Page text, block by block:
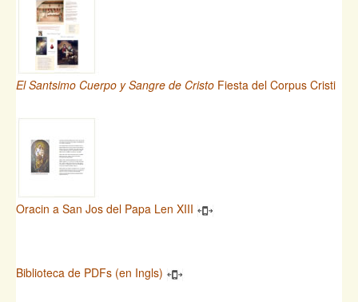
El Santsimo Cuerpo y Sangre de Cristo Fiesta del Corpus Cristi
Oracin a San Jos del Papa Len XIII
Biblioteca de PDFs (en Ingls)